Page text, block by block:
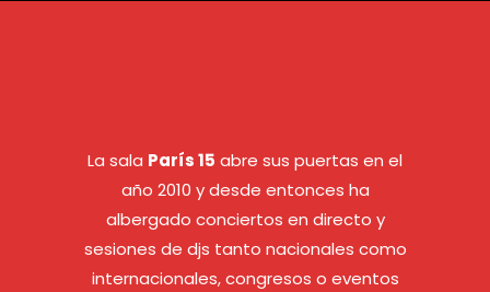
La sala París 15 abre sus puertas en el
año 2010 y desde entonces ha
albergado conciertos en directo y
sesiones de djs tanto nacionales como
internacionales, congresos o eventos